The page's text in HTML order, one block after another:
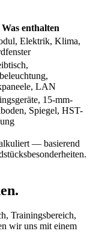
Was enthalten
Elektrik, Klima,
LAN
15-mm-
Spiegel, HST-
— basierend
Trainingsbereich,
wir uns mit einem